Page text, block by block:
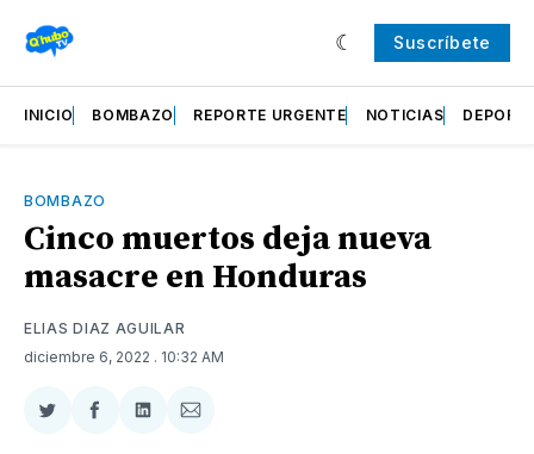
Suscríbete
INICIO BOMBAZO REPORTE URGENTE NOTICIAS
BOMBAZO
Cinco muertos deja nueva
masacre en Honduras
ELIAS DIAZ AGUILAR
diciembre 6, 2022 . 10:32 AM
CompartirCompartir
CompartirCompartir